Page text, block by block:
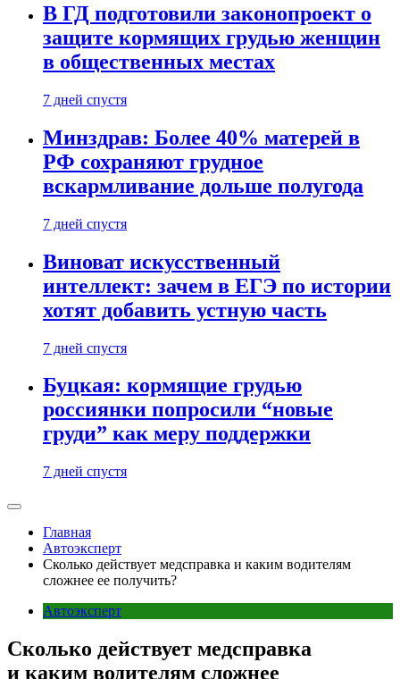
В ГД подготовили законопроект о
защите кормящих грудью женщин
в общественных местах
7 дней спустя
Минздрав: Более 40% матерей в
РФ сохраняют грудное
вскармливание дольше полугода
7 дней спустя
Виноват искусственный
интеллект: зачем в ЕГЭ по истории
хотят добавить устную часть
7 дней спустя
Буцкая: кормящие грудью
россиянки попросили “новые
груди” как меру поддержки
7 дней спустя
Главная
Автоэксперт
Сколько действует медсправка и каким водителям
сложнее ее получить?
Автоэксперт
Сколько действует медсправка
и каким водителям сложнее